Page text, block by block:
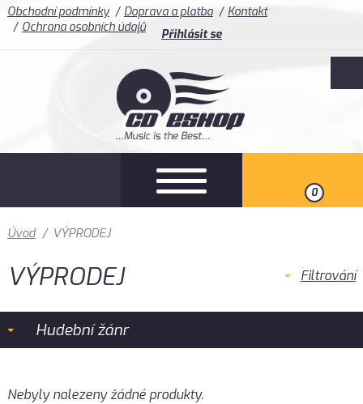
Obchodní podmínky Doprava a platba
Kontakt
Ochrana osobních údajů
Přihlásit se
0
Úvod / VÝPRODEJ
VÝPRODEJ Filtrování
Hudební žánr
Nebyly nalezeny žádné produkty.